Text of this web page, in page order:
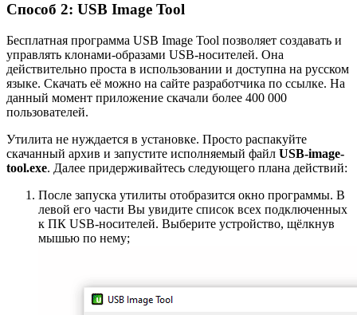
Способ 2: USB Image Tool
Бесплатная программа USB Image Tool позволяет создавать и
управлять клонами-образами USB-носителей. Она
действительно проста в использовании и доступна на русском
языке. Скачать её можно на сайте разработчика по ссылке. На
данный момент приложение скачали более 400 000
пользователей.
Утилита не нуждается в установке. Просто распакуйте
скачанный архив и запустите исполняемый файл USB-image-
tool.exe. Далее придерживайтесь следующего плана действий:
После запуска утилиты отобразится окно программы. В
левой его части Вы увидите список всех подключенных
к ПК USB-носителей. Выберите устройство, щёлкнув
мышью по нему;